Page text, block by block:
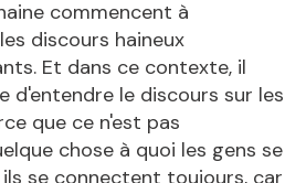
commencent à
discours haineux
Et dans ce contexte, il
d'entendre le discours sur les
que ce n'est pas
chose à quoi les gens se
se connectent toujours, car